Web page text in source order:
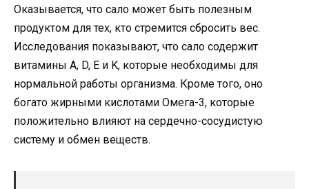
Оказывается, что сало может быть полезным
продуктом для тех, кто стремится сбросить вес.
Исследования показывают, что сало содержит
витамины A, D, E и K, которые необходимы для
нормальной работы организма. Кроме того, оно
богато жирными кислотами Омега-3, которые
положительно влияют на сердечно-сосудистую
систему и обмен веществ.